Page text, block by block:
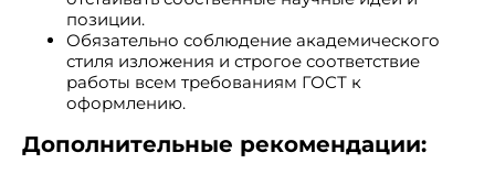
позиции.
Обязательно соблюдение академического
стиля изложения и строгое соответствие
работы всем требованиям ГОСТ к
оформлению.
Дополнительные рекомендации: